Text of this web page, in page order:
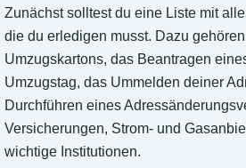
Zunächst solltest du eine Liste mit
die du erledigen musst. Dazu
Umzugskartons, das Beantragen
Umzugstag, das Ummelden deiner
Durchführen eines
Versicherungen, Strom- und
wichtige Institutionen.